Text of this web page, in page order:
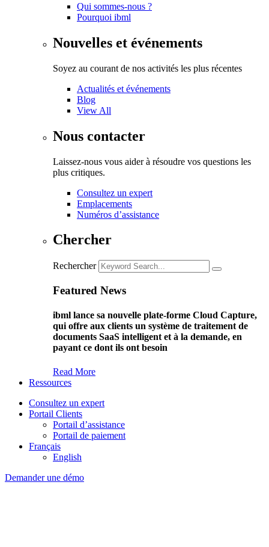
Qui sommes-nous ?
Pourquoi ibml
Nouvelles et événements
Soyez au courant de nos activités les plus récentes
Actualités et événements
Blog
View All
Nous contacter
Laissez-nous vous aider à résoudre vos questions les
plus critiques.
Consultez un expert
Emplacements
Numéros d’assistance
Chercher
Rechercher
Featured News
ibml lance sa nouvelle plate-forme Cloud Capture,
qui offre aux clients un système de traitement de
documents SaaS intelligent et à la demande, en
payant ce dont ils ont besoin
Read More
Ressources
Consultez un expert
Portail Clients
Portail d’assistance
Portail de paiement
Français
English
Demander une démo